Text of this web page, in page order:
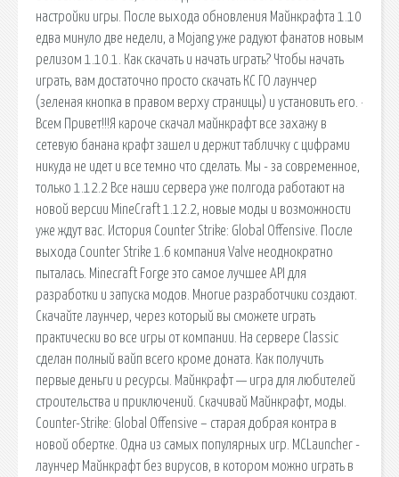
настройки игры. После выхода обновления Майнкрафта 1.10
едва минуло две недели, а Mojang уже радуют фанатов новым
релизом 1.10.1. Как скачать и начать играть? Чтобы начать
играть, вам достаточно просто скачать КС ГО лаунчер
(зеленая кнопка в правом верху страницы) и установить его. ·
Всем Привет!!!Я кароче скачал майнкрафт все захажу в
сетевую банана крафт зашел и держит табличку с цифрами
никуда не идет и все темно что сделать. Мы - за современное,
только 1.12.2 Все наши сервера уже полгода работают на
новой версии MineCraft 1.12.2, новые моды и возможности
уже ждут вас. История Counter Strike: Global Offensive. После
выхода Counter Strike 1.6 компания Valve неоднократно
пыталась. Minecraft Forge это самое лучшее API для
разработки и запуска модов. Многие разработчики создают.
Скачайте лаунчер, через который вы сможете играть
практически во все игры от компании. На сервере Classic
сделан полный вайп всего кроме доната. Как получить
первые деньги и ресурсы. Майнкрафт — игра для любителей
строительства и приключений. Скачивай Майнкрафт, моды.
Counter-Strike: Global Offensive – старая добрая контра в
новой обертке. Одна из самых популярных игр. MCLauncher -
лаунчер Майнкрафт без вирусов, в котором можно играть в